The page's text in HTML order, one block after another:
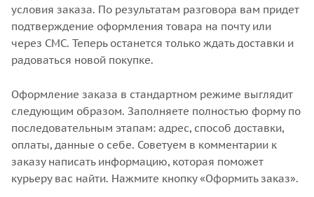
условия заказа. По результатам разговора вам придет
подтверждение оформления товара на почту или
через СМС. Теперь останется только ждать доставки и
радоваться новой покупке.
Оформление заказа в стандартном режиме выглядит
следующим образом. Заполняете полностью форму по
последовательным этапам: адрес, способ доставки,
оплаты, данные о себе. Советуем в комментарии к
заказу написать информацию, которая поможет
курьеру вас найти. Нажмите кнопку «Оформить заказ».